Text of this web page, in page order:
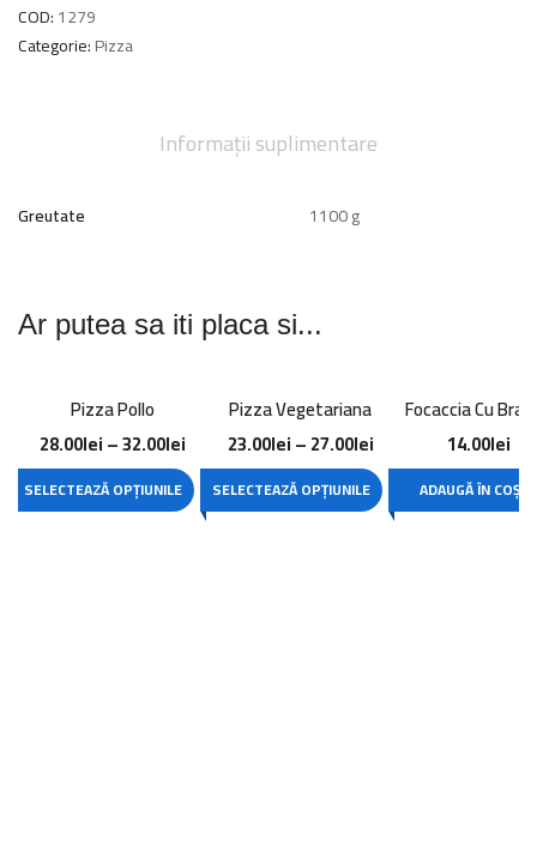
COD:1279
Categorie:Pizza
Informații suplimentare
Greutate 1100 g
Ar putea sa iti placa si...
Pizza Pollo
28.00lei–32.00lei
SELECTEAZĂ OPȚIUNILE
Pizza Vegetariana
23.00lei–27.00lei
SELECTEAZĂ OPȚIUNILE
Focaccia Cu
14.00lei
ADAUGĂ ÎN COȘ